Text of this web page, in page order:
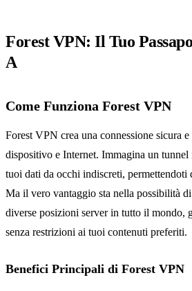
Forest VPN: Il Tuo
A
Come Funziona Forest VPN
Forest VPN crea una connessione sicura
dispositivo e Internet. Immagina un
tuoi dati da occhi indiscreti, permettendoti
Ma il vero vantaggio sta nella possibilità
diverse posizioni server in tutto il mondo,
senza restrizioni ai tuoi contenuti preferiti.
Benefici Principali di Forest VPN